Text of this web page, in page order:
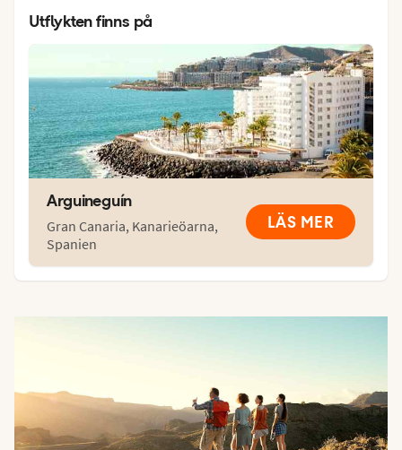
Utflykten finns på
Arguineguín
Gran Canaria, Kanarieöarna,
Spanien
LÄS MER